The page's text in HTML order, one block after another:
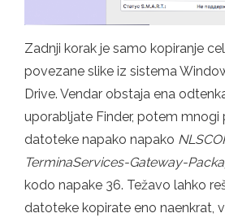
Zadnji korak je samo kopiranje
povezane slike iz sistema
Drive. Vendar obstaja ena
uporabljate Finder, potem mnogi
datoteke napako napako
TerminaServices-Gateway-
kodo napake 36. Težavo lahko
datoteke kopirate eno naenkrat,